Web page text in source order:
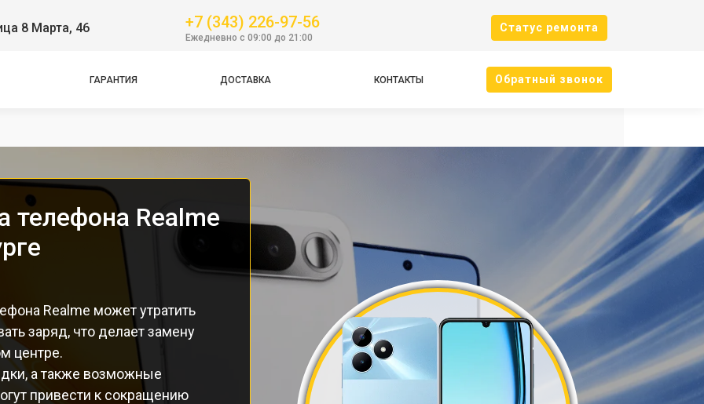
8 Марта, 46 +7 (343) 226-97-56
Ежедневно с 09:00 до 21:00
Cтатус ремонта
ГАРАНТИЯ ДОСТАВКА КОНТАКТЫ Oбратный звонок
телефона Realme
Realme может утратить
заряд, что делает замену
центре.
а также возможные
привести к сокращению